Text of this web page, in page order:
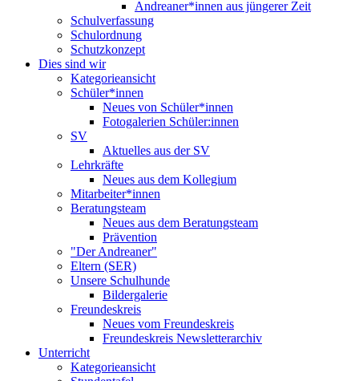
Andreaner*innen aus jüngerer Zeit
Schulverfassung
Schulordnung
Schutzkonzept
Dies sind wir
Kategorieansicht
Schüler*innen
Neues von Schüler*innen
Fotogalerien Schüler:innen
SV
Aktuelles aus der SV
Lehrkräfte
Neues aus dem Kollegium
Mitarbeiter*innen
Beratungsteam
Neues aus dem Beratungsteam
Prävention
"Der Andreaner"
Eltern (SER)
Unsere Schulhunde
Bildergalerie
Freundeskreis
Neues vom Freundeskreis
Freundeskreis Newsletterarchiv
Unterricht
Kategorieansicht